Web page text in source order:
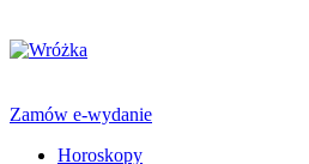
Zamów e-wydanie
Horoskopy